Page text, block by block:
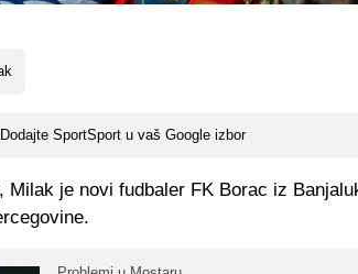
Dodajte SportSport u vaš Google izbor
Milak je novi fudbaler FK Borac iz